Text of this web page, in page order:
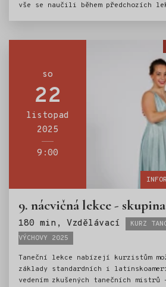
vše se naučili během předchozích
doprovod se postarají Petr Hájek a
so
22
listopad
2025
9:00
9. nácvičná lekce -
180 min, Vzdělávací Štítky:
KURZ
VÝCHOVY 2025
Taneční lekce nabízejí kurzistům
základy standardních i
vedením zkušených tanečních mistrů